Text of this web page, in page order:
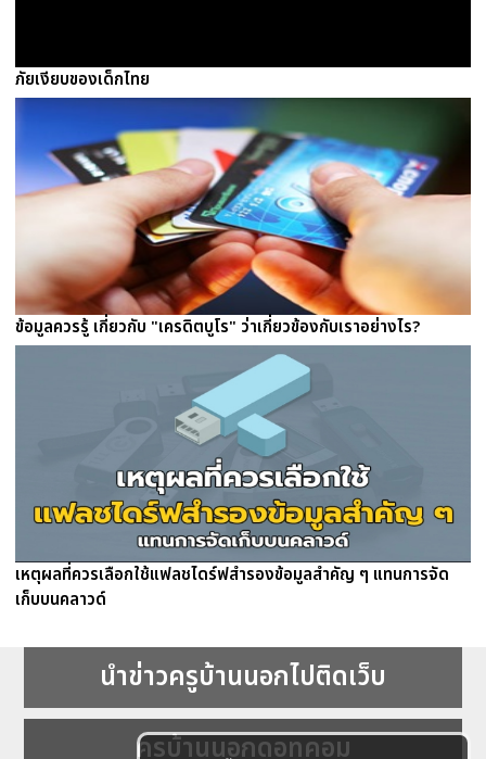
ภัยเงียบของเด็กไทย
ข้อมูลควรรู้ เกี่ยวกับ "เครดิตบูโร" ว่าเกี่ยวข้องกับเราอย่างไร?
เหตุผลที่ควรเลือกใช้แฟลชไดร์ฟสำรองข้อมูลสำคัญ ๆ แทนการจัด
เก็บบนคลาวด์
นำข่าวครูบ้านนอกไปติดเว็บ
ครูบ้านนอกดอทคอม